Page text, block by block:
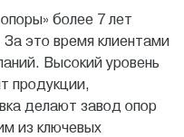
более 7 лет
это время клиентами
Высокий уровень
продукции,
делают завод опор
из ключевых